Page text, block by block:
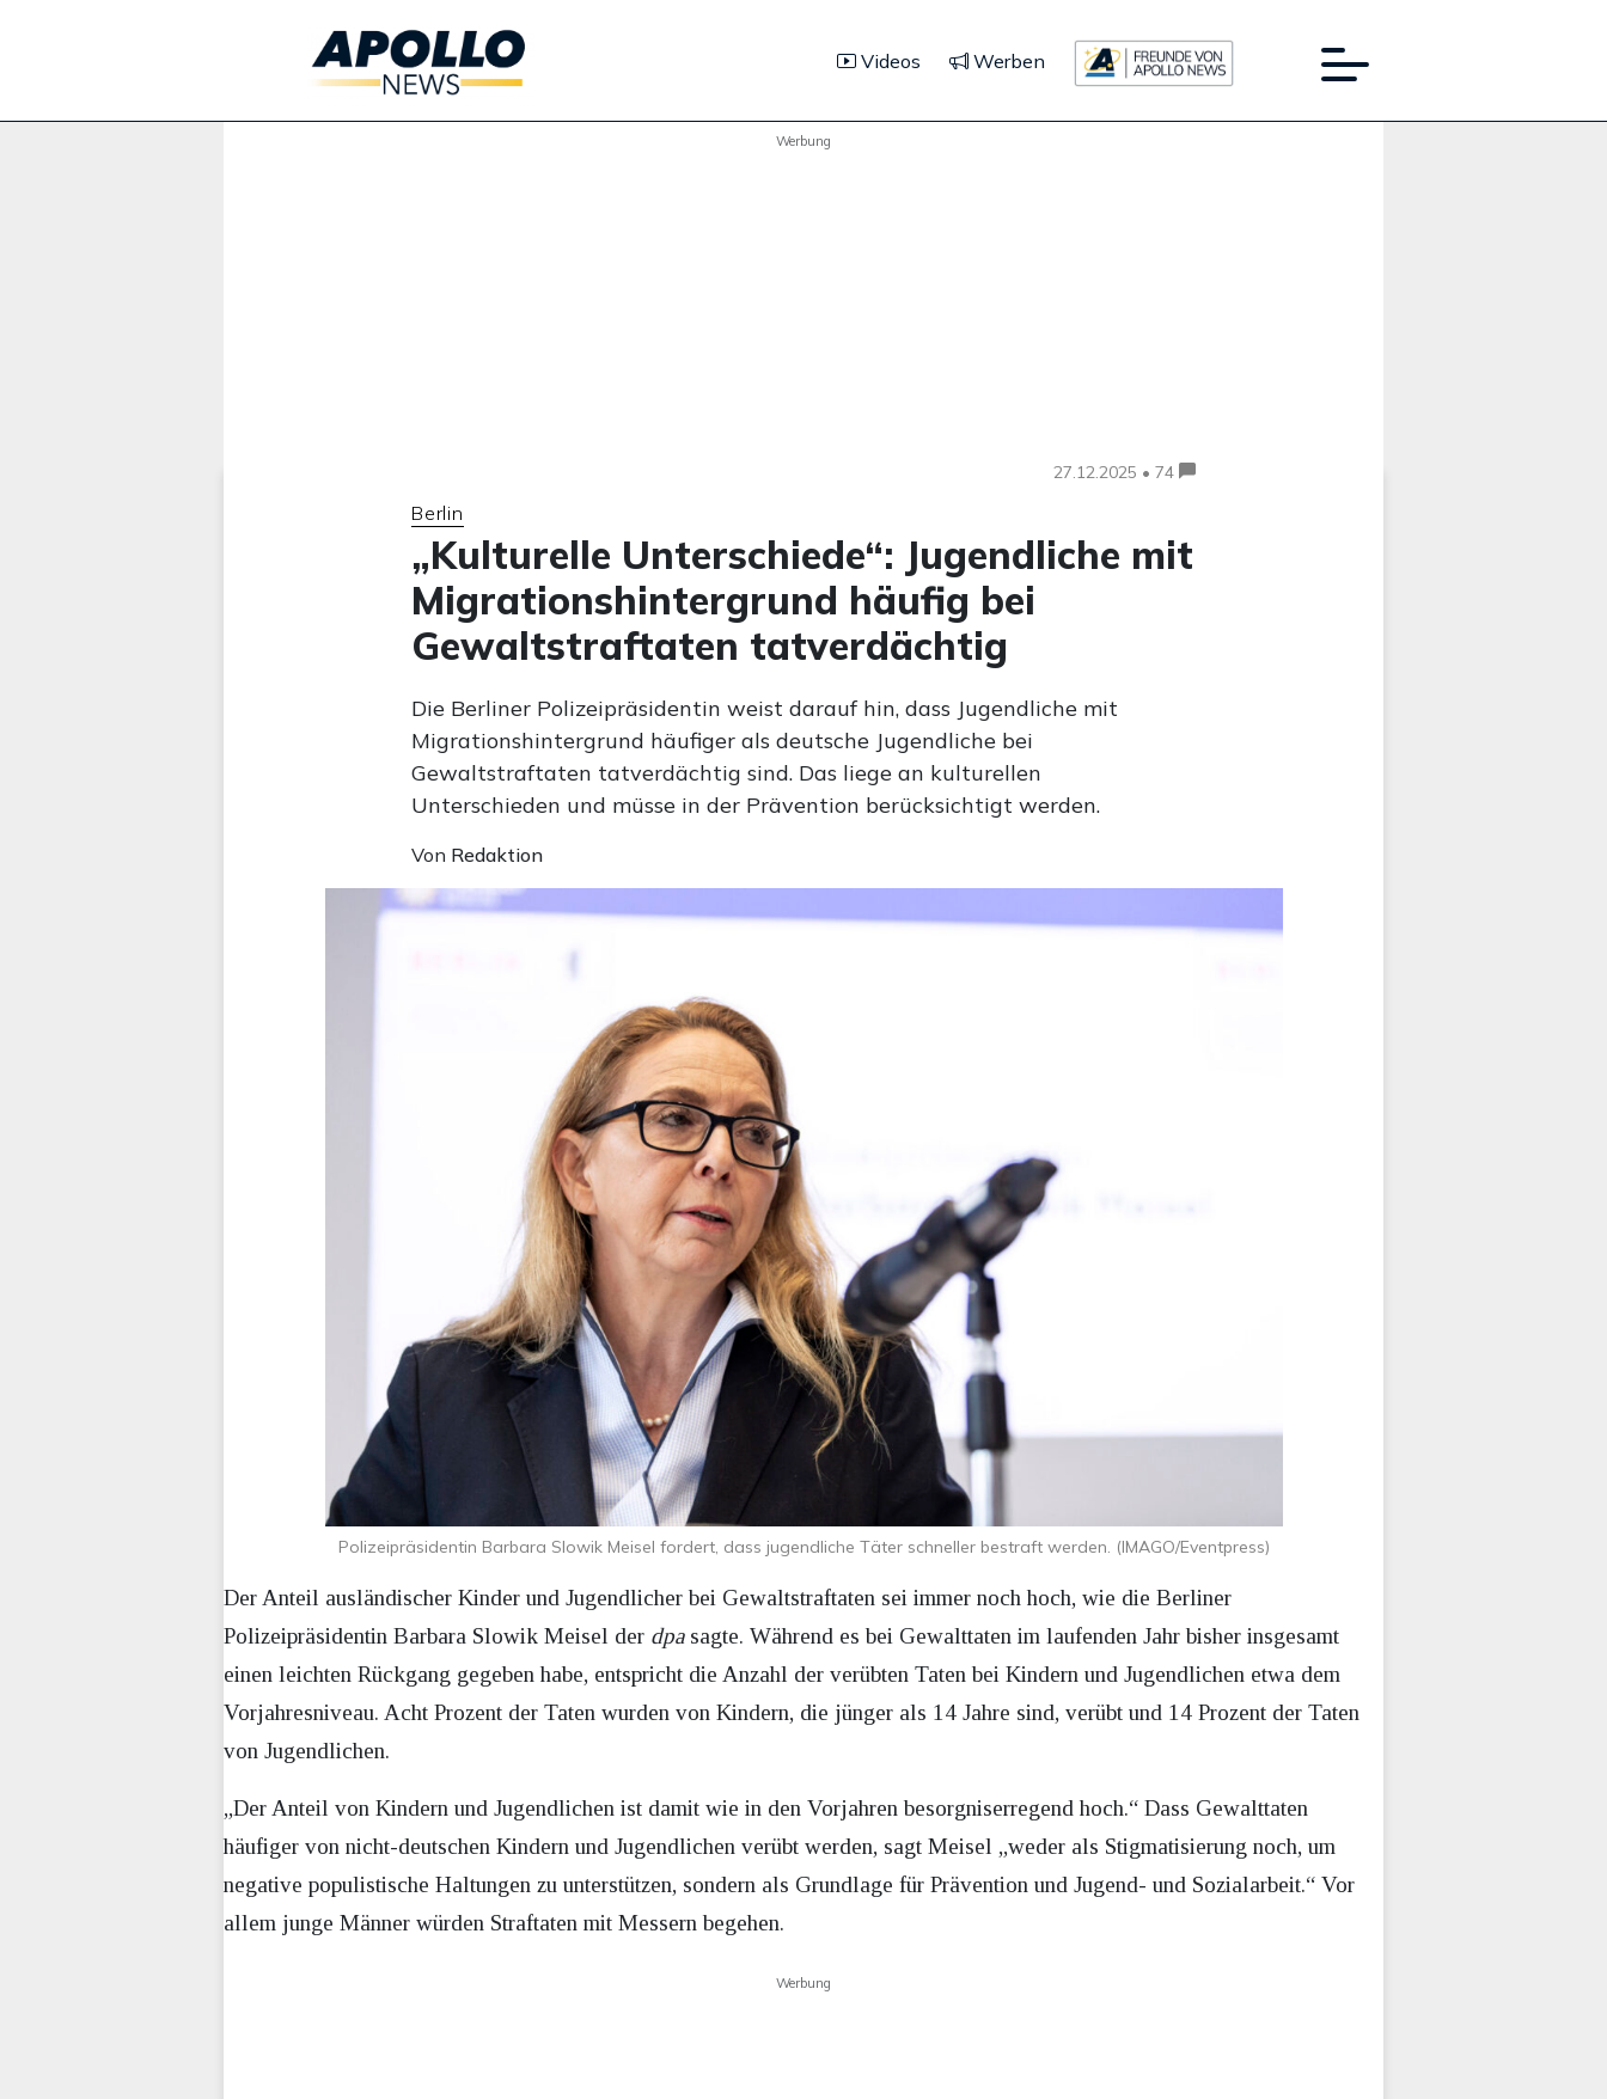
Videos Werben
Werbung
27.12.2025 • 74
Berlin
„Kulturelle Unterschiede“: Jugendliche mit
Migrationshintergrund häufig bei
Gewaltstraftaten tatverdächtig
Die Berliner Polizeipräsidentin weist darauf hin, dass Jugendliche mit
Migrationshintergrund häufiger als deutsche Jugendliche bei
Gewaltstraftaten tatverdächtig sind. Das liege an kulturellen
Unterschieden und müsse in der Prävention berücksichtigt werden.
Von Redaktion
Polizeipräsidentin Barbara Slowik Meisel fordert, dass jugendliche Täter schneller bestraft werden. (IMAGO/Eventpress)
Der Anteil ausländischer Kinder und Jugendlicher bei Gewaltstraftaten sei immer noch hoch, wie die Berliner
Polizeipräsidentin Barbara Slowik Meisel der dpasagte. Während es bei Gewalttaten im laufenden Jahr bisher insgesamt
einen leichten Rückgang gegeben habe, entspricht die Anzahl der verübten Taten bei Kindern und Jugendlichen etwa dem
Vorjahresniveau. Acht Prozent der Taten wurden von Kindern, die jünger als 14 Jahre sind, verübt und 14 Prozent der Taten
von Jugendlichen.
„Der Anteil von Kindern und Jugendlichen ist damit wie in den Vorjahren besorgniserregend hoch.“ Dass Gewalttaten
häufiger von nicht-deutschen Kindern und Jugendlichen verübt werden, sagt Meisel „weder als Stigmatisierung noch, um
negative populistische Haltungen zu unterstützen, sondern als Grundlage für Prävention und Jugend- und Sozialarbeit.“ Vor
allem junge Männer würden Straftaten mit Messern begehen.
Werbung